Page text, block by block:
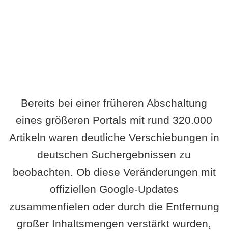
Bereits bei einer früheren Abschaltung
eines größeren Portals mit rund 320.000
Artikeln waren deutliche Verschiebungen in
deutschen Suchergebnissen zu
beobachten. Ob diese Veränderungen mit
offiziellen Google-Updates
zusammenfielen oder durch die Entfernung
großer Inhaltsmengen verstärkt wurden,